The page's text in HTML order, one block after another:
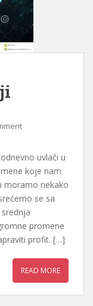
uvlači u
koje nam
moramo nekako
se sa
promene
profit. […]
READ MORE